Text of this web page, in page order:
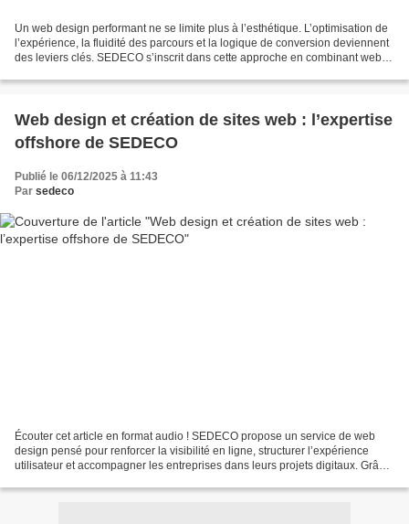
Un web design performant ne se limite plus à l’esthétique. L’optimisation de
l’expérience, la fluidité des parcours et la logique de conversion deviennent
des leviers clés. SEDECO s’inscrit dans cette approche en combinant web
Web design et création de sites web : l’expertise
offshore de SEDECO
Publié le 06/12/2025 à 11:43
Par sedeco
Écouter cet article en format audio ! SEDECO propose un service de web
design pensé pour renforcer la visibilité en ligne, structurer l’expérience
utilisateur et accompagner les entreprises dans leurs projets digitaux. Grâce